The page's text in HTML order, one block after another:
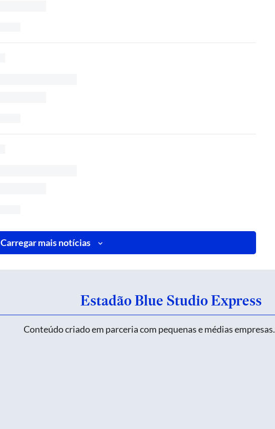
Carregar mais notícias
Estadão Blue Studio Express
Conteúdo criado em parceria com pequenas e médias empresas.